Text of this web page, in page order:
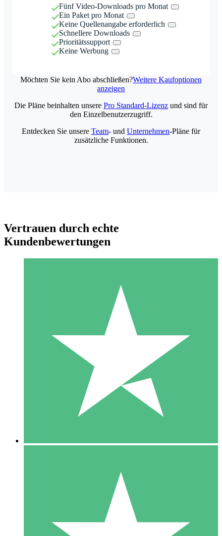
Fünf Video-Downloads pro Monat
Ein Paket pro Monat
Keine Quellenangabe erforderlich
Schnellere Downloads
Prioritätssupport
Keine Werbung
Möchten Sie kein Abo abschließen?Weitere Kaufoptionen
anzeigen
Individuelle Credit-Pakete
Zahlen Sie nach Bedarf mit Download-Credits. Keine
monatliche Verpflichtung erforderlich.
10 00
10 Downloads
20 00
Die Pläne beinhalten unsere Pro Standard-Lizenz und sind für
den Einzelbenutzerzugriff.
Entdecken Sie unsere Team- und Unternehmen-Pläne für
zusätzliche Funktionen.
Vertrauen durch echte
Kundenbewertungen